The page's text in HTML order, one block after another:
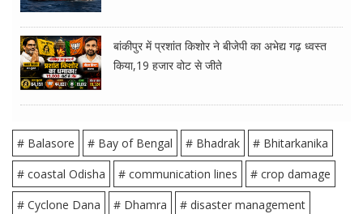
बांकीपुर में प्रशांत किशोर ने बीजेपी का अभेद्य गढ़ ध्वस्त
किया,19 हजार वोट से जीते
# Balasore # Bay of Bengal # Bhadrak
# Bhitarkanika
# coastal Odisha
# communication lines
# crop damage
# Cyclone Dana
# Dhamra
# disaster management